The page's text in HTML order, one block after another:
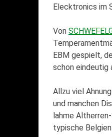
Elecktronics im
Von
EBM gespielt,
schon eindeutig
Allzu viel
und manchen
lahme
typische